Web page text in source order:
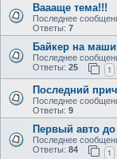
Ваааще тема!!!
Последнее
Ответы: 7
Байкер на
Последнее
Ответы: 25 1
Последний
Последнее
Ответы: 9
Первый авто до
Последнее
Ответы: 84 1